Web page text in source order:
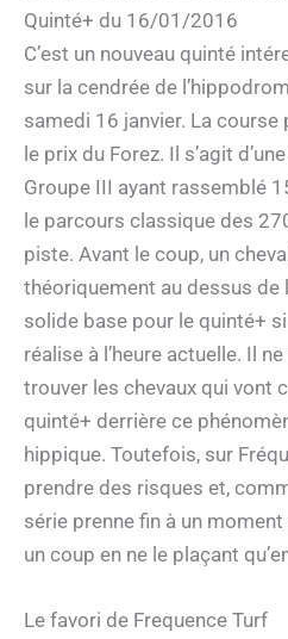
Quinté+ du 16/01/2016
C’est un nouveau quinté
sur la cendrée de
samedi 16 janvier. La
le prix du Forez. Il s’agit
Groupe III ayant rassemblé
le parcours classique des
piste. Avant le coup, un
théoriquement au dessus de
solide base pour le quinté+
réalise à l’heure actuelle. Il
trouver les chevaux qui vont
quinté+ derrière ce
hippique. Toutefois, sur
prendre des risques et,
série prenne fin à un
un coup en ne le plaçant
Le favori de Frequence Turf